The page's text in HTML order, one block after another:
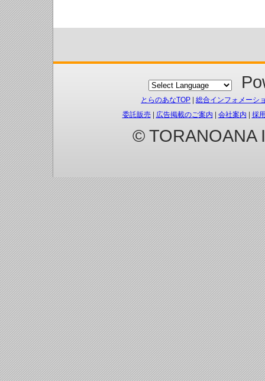
とらのあなTOP
総合インフォメーシ
委託販売| 広告掲載のご案内 会社案内 採
© TORANOANA